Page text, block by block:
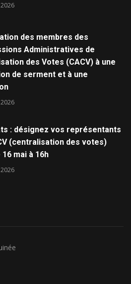
des membres des
Administratives de
des Votes (CACV) à une
de serment et à une
: désignez vos représentants
(centralisation des votes)
mai à 16h